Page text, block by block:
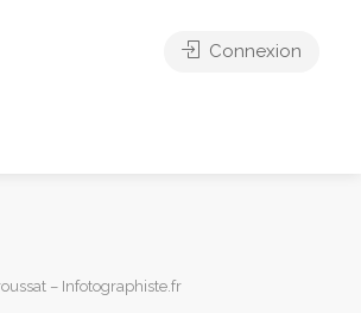
Connexion
– Infotographiste.fr